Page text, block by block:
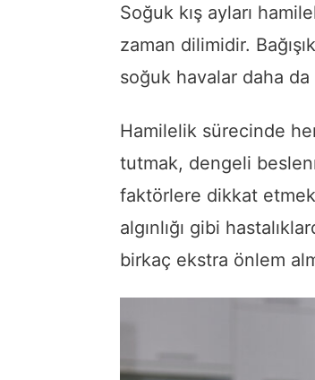
Soğuk kış ayları
zaman dilimidir.
soğuk havalar daha da
Hamilelik sürecinde
tutmak, dengeli
faktörlere dikkat etmek
algınlığı gibi
birkaç ekstra önlem